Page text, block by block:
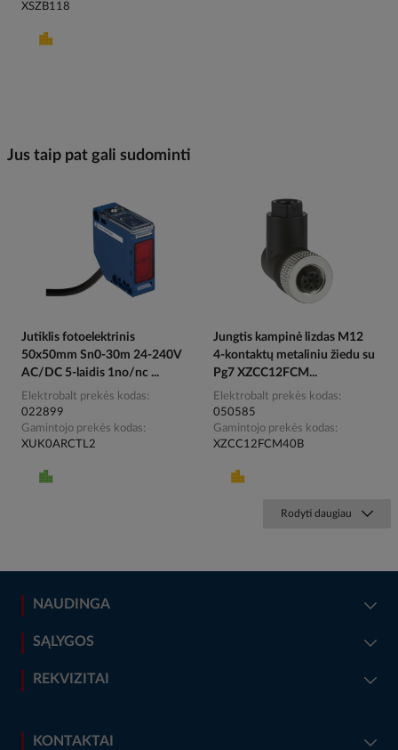
XSZB118
Jus taip pat gali sudominti
Jutiklis fotoelektrinis
50x50mm Sn0-30m 24-240V
AC/DC 5-laidis 1no/nc ...
Elektrobalt prekės kodas
022899
Gamintojo prekės kodas
XUK0ARCTL2
Jungtis kampinė lizdas M12
4-kontaktų metaliniu žiedu su
Pg7 XZCC12FCM...
Elektrobalt prekės kodas
050585
Gamintojo prekės kodas
XZCC12FCM40B
Rodyti daugiau
NAUDINGA
SĄLYGOS
REKVIZITAI
KONTAKTAI